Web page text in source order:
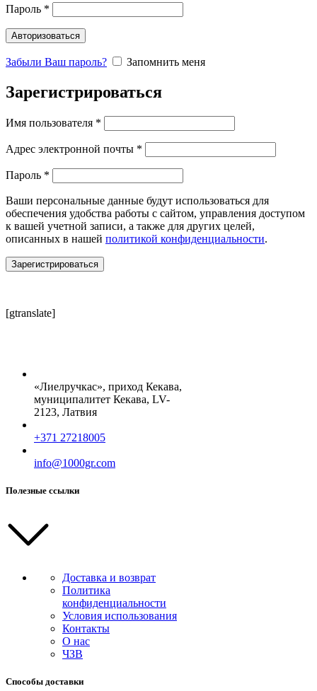
Пароль *
Авторизоваться
Забыли Ваш пароль? Запомнить меня
Зарегистрироваться
Имя пользователя *
Aдрес электронной почты *
Пароль *
Ваши персональные данные будут использоваться для
обеспечения удобства работы с сайтом, управления доступом
к вашей учетной записи, а также для других целей,
описанных в нашей политикой конфиденциальности.
Зарегистрироваться
[gtranslate]
«Лиелручкас», приход Кекава,
муниципалитет Кекава, LV-
2123, Латвия
+371 27218005
info@1000gr.com
Полезные ссылки
Доставка и возврат
Политика
конфиденциальности
Условия использования
Контакты
О нас
ЧЗВ
Способы доставки